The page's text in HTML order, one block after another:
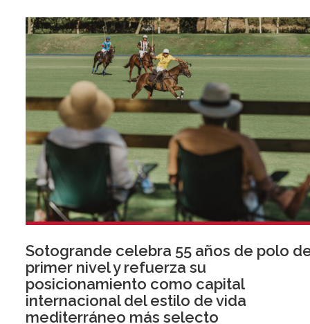
Sotogrande celebra 55 años de polo
primer nivel y refuerza su
posicionamiento como capital
internacional del estilo de vida
mediterráneo más selecto